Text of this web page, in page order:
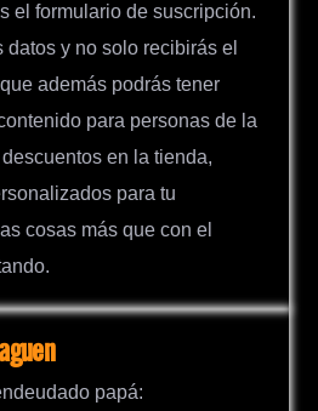
el formulario de suscripción.
y no solo recibirás el
además podrás tener
para personas de la
en la tienda,
para tu
cosas más que con el
papá: